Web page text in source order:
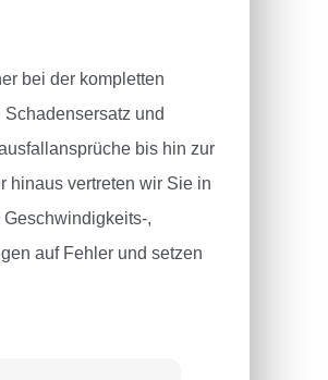
bei der kompletten
und
bis hin zur
hinaus vertreten wir Sie in
,
auf Fehler und setzen